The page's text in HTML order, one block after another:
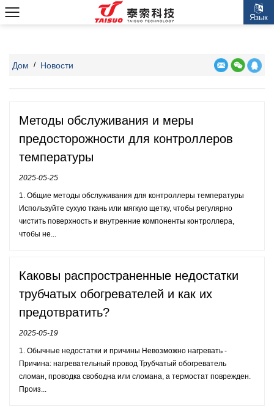
Язык
Дом / Новости
Методы обслуживания и меры
предосторожности для контроллеров
температуры
2025-05-25
1. Общие методы обслуживания для контроллеры температуры
Используйте сухую ткань или мягкую щетку, чтобы регулярно
чистить поверхность и внутренние компоненты контроллера,
чтобы не...
Каковы распространенные недостатки
трубчатых обогревателей и как их
предотвратить?
2025-05-19
1. Обычные недостатки и причины Невозможно нагревать -
Причина: нагревательный провод Трубчатый обогреватель
сломан, проводка свободна или сломана, а термостат поврежден.
Произ...